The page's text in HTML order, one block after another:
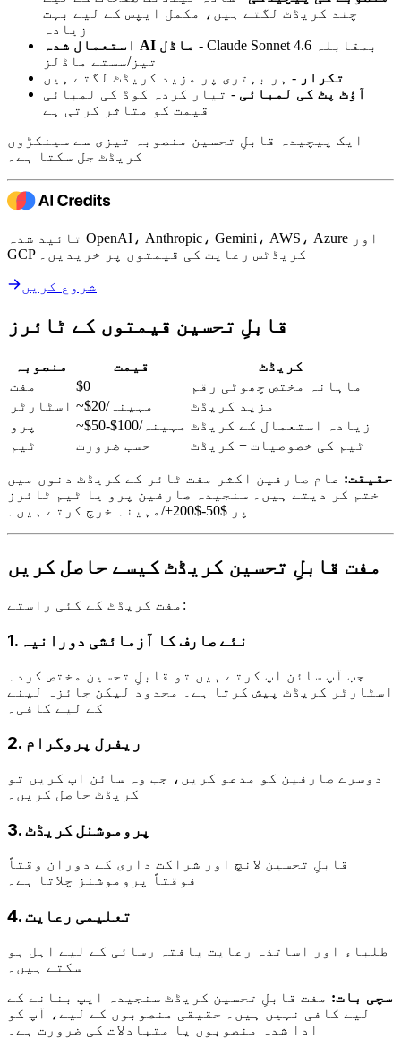
چند کریڈٹ لگتے ہیں، مکمل ایپس کے لیے بہت
زیادہ
استعمال شدہ AI ماڈل - Claude Sonnet 4.6 بمقابلہ
تیز/سستے ماڈلز
تکرار - ہر بہتری پر مزید کریڈٹ لگتے ہیں
آؤٹ پٹ کی لمبائی - تیار کردہ کوڈ کی لمبائی
قیمت کو متاثر کرتی ہے
ایک پیچیدہ قابلِ تحسین منصوبہ تیزی سے سینکڑوں
کریڈٹ جل سکتا ہے۔
تائید شدہ OpenAI، Anthropic، Gemini، AWS، Azure اور
GCP کریڈٹس رعایت کی قیمتوں پر خریدیں۔
شروع کریں
قابلِ تحسین قیمتوں کے ٹائرز
منصوبہ قیمت
کریڈٹ
مفت
$0
ماہانہ مختص چھوٹی رقم
اسٹارٹر
~$20/مہینہ
مزید کریڈٹ
پرو
~$50-$100/مہینہ زیادہ استعمال کے کریڈٹ
ٹیم
حسب ضرورت ٹیم کی خصوصیات + کریڈٹ
حقیقت: عام صارفین اکثر مفت ٹائر کے کریڈٹ دنوں میں
ختم کر دیتے ہیں۔ سنجیدہ صارفین پرو یا ٹیم ٹائرز
پر $50-$200+/مہینہ خرچ کرتے ہیں۔
مفت قابلِ تحسین کریڈٹ کیسے حاصل کریں
مفت کریڈٹ کے کئی راستے:
1. نئے صارف کا آزمائشی دورانیہ
جب آپ سائن اپ کرتے ہیں تو قابلِ تحسین مختص کردہ
اسٹارٹر کریڈٹ پیش کرتا ہے۔ محدود لیکن جائزہ لینے
کے لیے کافی۔
2. ریفرل پروگرام
دوسرے صارفین کو مدعو کریں، جب وہ سائن اپ کریں تو
کریڈٹ حاصل کریں۔
3. پروموشنل کریڈٹ
قابلِ تحسین لانچ اور شراکت داری کے دوران وقتاً
فوقتاً پروموشنز چلاتا ہے۔
4. تعلیمی رعایت
طلباء اور اساتذہ رعایت یافتہ رسائی کے لیے اہل ہو
سکتے ہیں۔
سچی بات: مفت قابلِ تحسین کریڈٹ سنجیدہ ایپ بنانے کے
لیے کافی نہیں ہیں۔ حقیقی منصوبوں کے لیے، آپ کو
ادا شدہ منصوبوں یا متبادلات کی ضرورت ہے۔